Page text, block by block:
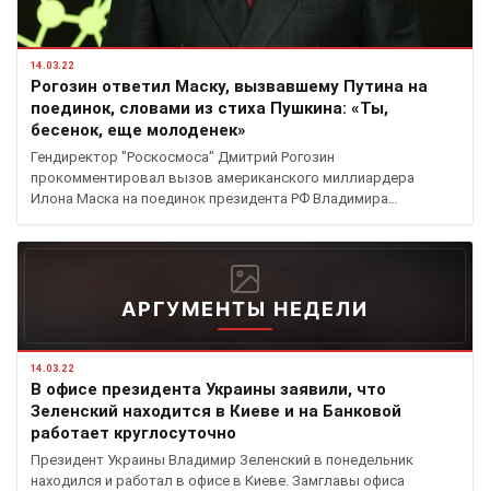
14.03.22
Рогозин ответил Маску, вызвавшему Путина на
поединок, словами из стиха Пушкина: «Ты,
бесенок, еще молоденек»
Гендиректор "Роскосмоса" Дмитрий Рогозин
прокомментировал вызов американского миллиардера
Илона Маска на поединок президента РФ Владимира…
АРГУМЕНТЫ НЕДЕЛИ
14.03.22
В офисе президента Украины заявили, что
Зеленский находится в Киеве и на Банковой
работает круглосуточно
Президент Украины Владимир Зеленский в понедельник
находился и работал в офисе в Киеве. Замглавы офиса